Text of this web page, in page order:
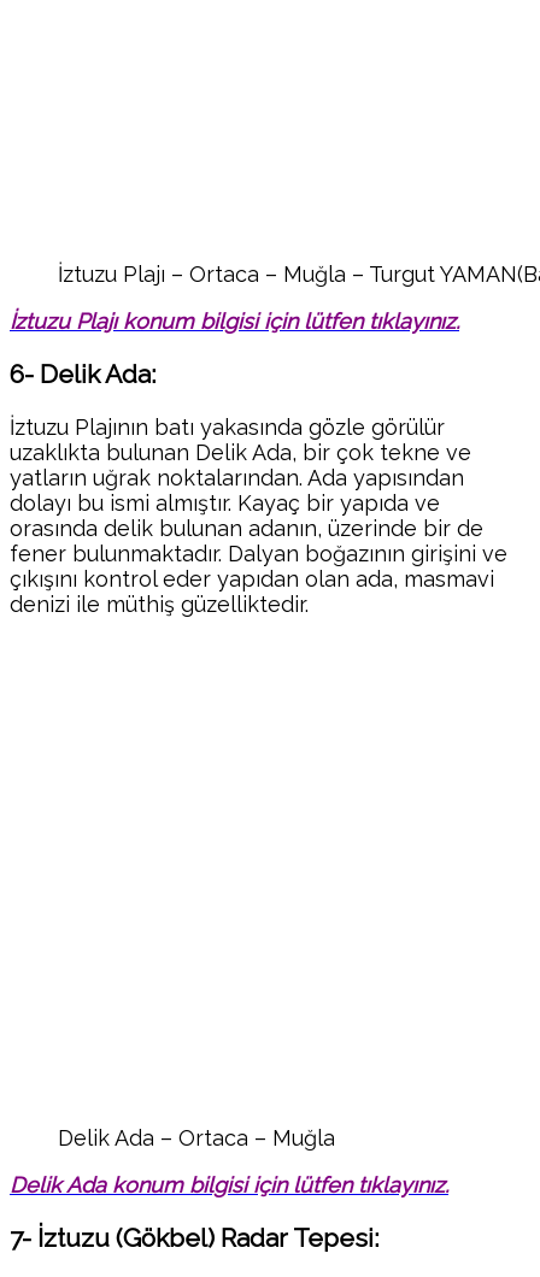
İztuzu Plajı – Ortaca – Muğla – Turgut
İztuzu Plajı konum bilgisi için lütfen tıklayınız.
6- Delik Ada:
İztuzu Plajının batı yakasında gözle görülür
uzaklıkta bulunan Delik Ada, bir çok tekne ve
yatların uğrak noktalarından. Ada yapısından
dolayı bu ismi almıştır. Kayaç bir yapıda ve
orasında delik bulunan adanın, üzerinde bir de
fener bulunmaktadır. Dalyan boğazının girişini ve
çıkışını kontrol eder yapıdan olan ada, masmavi
denizi ile müthiş güzelliktedir.
Delik Ada – Ortaca – Muğla
Delik Ada konum bilgisi için lütfen tıklayınız.
7- İztuzu (Gökbel) Radar Tepesi: